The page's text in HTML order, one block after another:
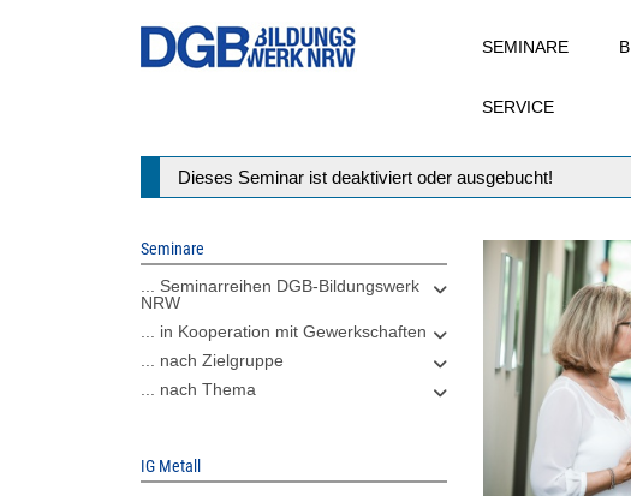
SEMINARE
SERVICE
Statusmeldung
Dieses Seminar ist deaktiviert oder ausgebucht!
Seminare
... Seminarreihen DGB-Bildungswerk
NRW
... in Kooperation mit Gewerkschaften
... nach Zielgruppe
... nach Thema
IG Metall